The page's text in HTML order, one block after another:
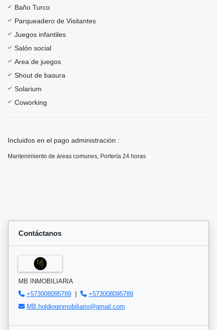
Baño Turco
Parqueadero de Visitantes
Juegos infantiles
Salón social
Area de juegos
Shout de basura
Solarium
Coworking
Incluidos en el pago administración :
Mantenimiento de áreas comunes, Portería 24 horas
Contáctanos
MB INMOBILIARIA
+573008095789 |
+573008095789
MB.holdinginmobiliario@gmail.com